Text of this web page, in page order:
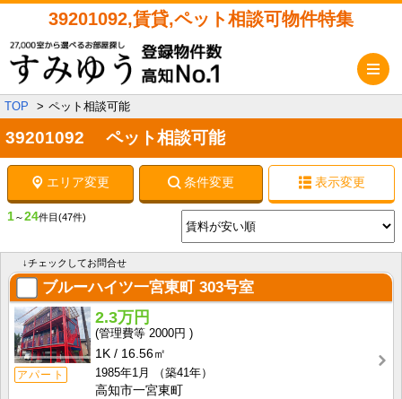
39201092,賃貸,ペット相談可物件特集
TOP ペット相談可能
39201092 ペット相談可能
エリア変更 条件変更 表示変更
1～24件目 (47件)
↓チェックしてお問合せ
ブルーハイツ一宮東町303号室
アパート
2.3万円
2000円
1K
16.56㎡
1985年1月
（築41年）
高知市一宮東町